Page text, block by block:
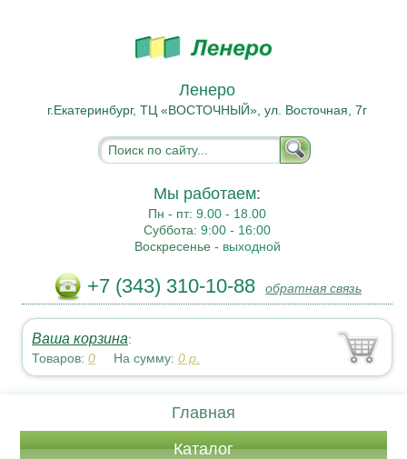
Ленеро
г.Екатеринбург, ТЦ «ВОСТОЧНЫЙ», ул. Восточная, 7г
Мы работаем:
Пн - пт:9.00 - 18.00
Суббота:9:00 - 16:00
Воскресенье - выходной
+7 (343) 310-10-88 обратная связь
Ваша корзина:
Товаров:0 На сумму:0 р.
Главная
Каталог